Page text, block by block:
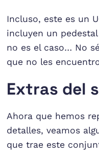
Incluso, este es un
incluyen un
no es el caso… No
que no les
Extras del
Ahora que hemos
detalles, veamos
que trae este